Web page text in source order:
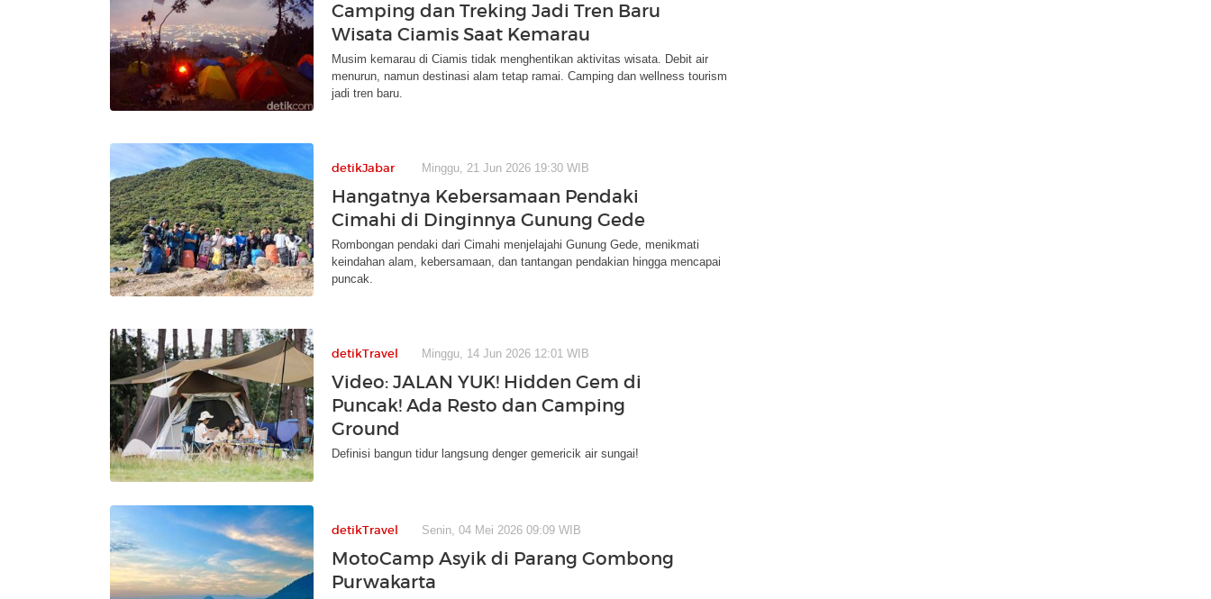
Camping dan Treking Jadi Tren Baru
Wisata Ciamis Saat Kemarau
Musim kemarau di Ciamis tidak menghentikan aktivitas wisata. Debit air
menurun, namun destinasi alam tetap ramai. Camping dan wellness tourism
jadi tren baru.
detikJabar Minggu, 21 Jun 2026 19:30 WIB
Hangatnya Kebersamaan Pendaki
Cimahi di Dinginnya Gunung Gede
Rombongan pendaki dari Cimahi menjelajahi Gunung Gede, menikmati
keindahan alam, kebersamaan, dan tantangan pendakian hingga mencapai
puncak.
detikTravel Minggu, 14 Jun 2026 12:01 WIB
Video: JALAN YUK! Hidden Gem di
Puncak! Ada Resto dan Camping
Ground
Definisi bangun tidur langsung denger gemericik air sungai!
detikTravel Senin, 04 Mei 2026 09:09 WIB
MotoCamp Asyik di Parang Gombong
Purwakarta